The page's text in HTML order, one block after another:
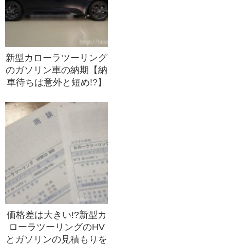
新型カローラツーリング
のガソリン車の納期【納
車待ちは意外と短め!?】
価格差は大きい!?新型カ
ローラツーリングのHV
とガソリンの見積もりを